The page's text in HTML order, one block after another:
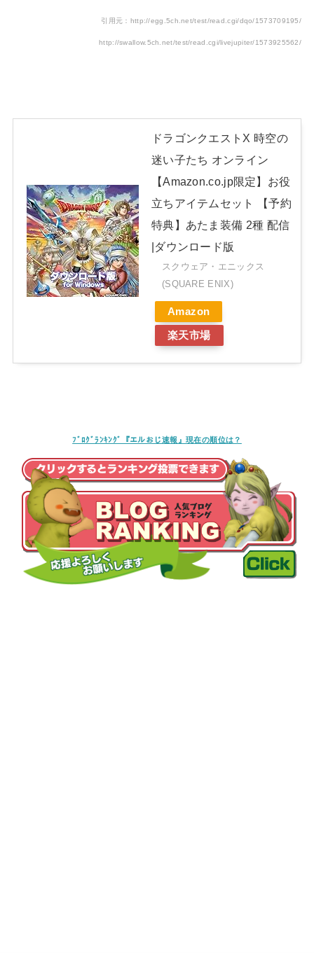
引用元：http://egg.5ch.net/test/read.cgi/dqo/1573709195/
http://swallow.5ch.net/test/read.cgi/livejupiter/1573925562/
ドラゴンクエストX 時空の
迷い子たち オンライン
【Amazon.co.jp限定】お役
立ちアイテムセット 【予約
特典】あたま装備 2種 配信
|ダウンロード版
スクウェア・エニックス
(SQUARE ENIX)
Amazon
楽天市場
ﾌﾞﾛｸﾞﾗﾝｷﾝｸﾞ『エルおじ速報』現在の順位は？